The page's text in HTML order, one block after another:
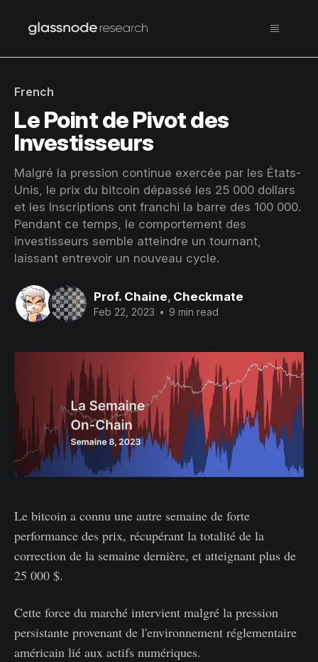
French
Le Point de Pivot des
Investisseurs
Malgré la pression continue exercée par les États-
Unis, le prix du bitcoin dépassé les 25 000 dollars
et les Inscriptions ont franchi la barre des 100 000.
Pendant ce temps, le comportement des
investisseurs semble atteindre un tournant,
laissant entrevoir un nouveau cycle.
Prof. Chaine, Checkmate
Feb 22, 2023 • 9 min read
Le bitcoin a connu une autre semaine de forte
performance des prix, récupérant la totalité de la
correction de la semaine dernière, et atteignant plus de
25 000 $.
Cette force du marché intervient malgré la pression
persistante provenant de l'environnement réglementaire
américain lié aux actifs numériques.